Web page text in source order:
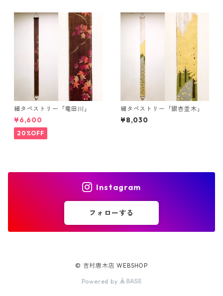
細タペストリー「竜田川」
¥6,600
20%OFF
細タペストリー「銀杏並木」
¥8,030
Instagram
フォローする
© 吉村唐木店 WEBSHOP
Powered by